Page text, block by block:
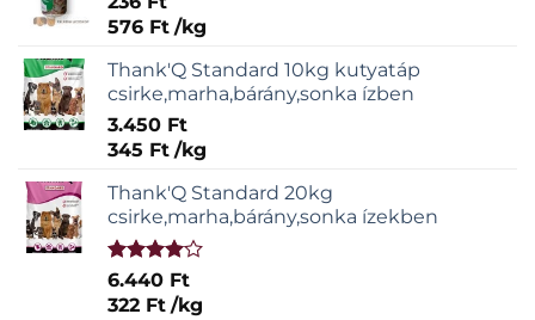
576 Ft /kg
Thank'Q Standard 10kg kutyatáp
csirke,marha,bárány,sonka ízben
3.450 Ft
345 Ft /kg
Thank'Q Standard 20kg
csirke,marha,bárány,sonka ízekben
Értékelés:
4.00 / 5
6.440 Ft
322 Ft /kg